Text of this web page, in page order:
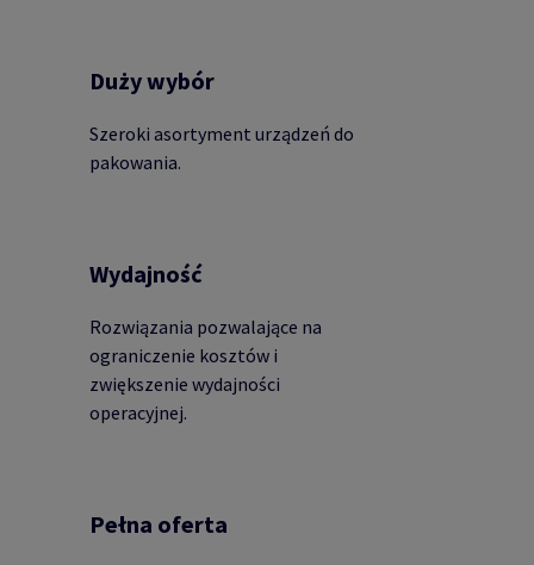
Duży wybór
Szeroki asortyment urządzeń do
pakowania.
Wydajność
Rozwiązania pozwalające na
ograniczenie kosztów i
zwiększenie wydajności
operacyjnej.
Pełna oferta